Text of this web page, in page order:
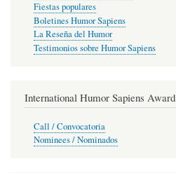
Fiestas populares
Boletines Humor Sapiens
La Reseña del Humor
Testimonios sobre Humor Sapiens
International Humor Sapiens Award
Call / Convocatoria
Nominees / Nominados